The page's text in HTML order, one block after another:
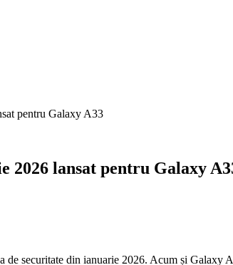
pentru Galaxy A33
2026 lansat pentru Galaxy
securitate din ianuarie 2026. Acum și Galaxy